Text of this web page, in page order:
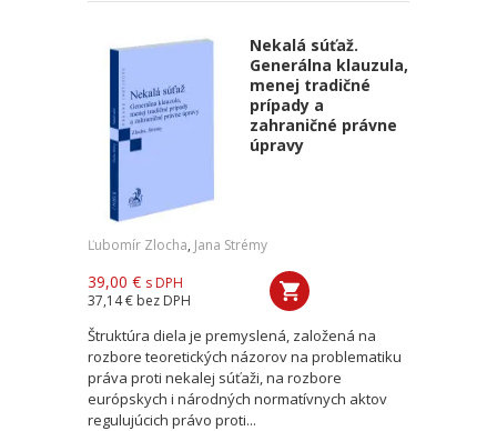
Nekalá súťaž.
Generálna klauzula,
menej tradičné
prípady a
zahraničné právne
úpravy
Ľubomír Zlocha, Jana Strémy
39,00 € s DPH
37,14 € bez DPH
Štruktúra diela je premyslená, založená na
rozbore teoretických názorov na problematiku
práva proti nekalej súťaži, na rozbore
európskych i národných normatívnych aktov
regulujúcich právo proti...